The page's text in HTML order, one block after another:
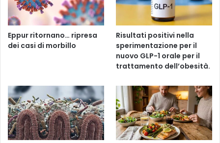
Eppur ritornano… ripresa
dei casi di morbillo
Risultati positivi nella
sperimentazione per il
nuovo GLP-1 orale per il
trattamento dell’obesità.